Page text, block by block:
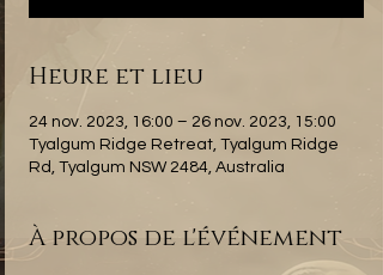
Heure et lieu
24 nov. 2023, 16:00 – 26 nov. 2023, 15:00
Tyalgum Ridge Retreat, Tyalgum Ridge
Rd, Tyalgum NSW 2484, Australia
À propos de l'événement